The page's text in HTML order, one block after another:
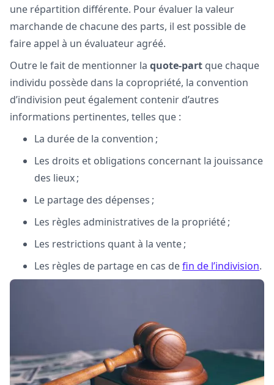
une répartition différente. Pour évaluer la valeur
marchande de chacune des parts, il est possible de
faire appel à un évaluateur agréé.
Outre le fait de mentionner la quote-part que chaque
individu possède dans la copropriété, la convention
d’indivision peut également contenir d’autres
informations pertinentes, telles que :
La durée de la convention ;
Les droits et obligations concernant la jouissance
des lieux ;
Le partage des dépenses ;
Les règles administratives de la propriété ;
Les restrictions quant à la vente ;
Les règles de partage en cas defin de l’indivision.